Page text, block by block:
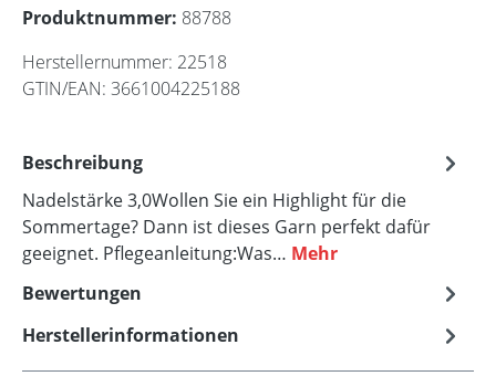
Produktnummer: 88788
Herstellernummer: 22518
GTIN/EAN: 3661004225188
Beschreibung
Nadelstärke 3,0Wollen Sie ein Highlight für die
Sommertage? Dann ist dieses Garn perfekt dafür
geeignet. Pflegeanleitung:Was… Mehr
Bewertungen
Herstellerinformationen